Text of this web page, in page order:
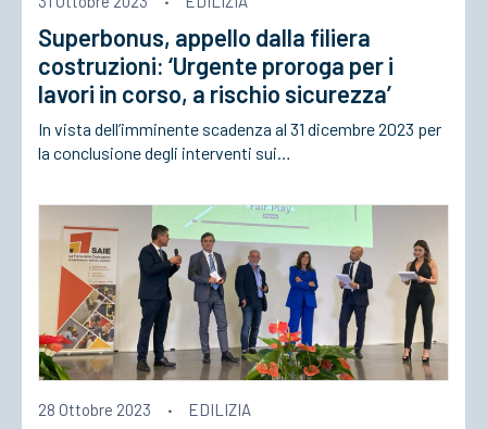
ACCEDI
Superbonus, appello dalla filiera
costruzioni: ‘Urgente proroga per i
lavori in corso, a rischio sicurezza’
In vista dell’imminente scadenza al 31 dicembre 2023 per
la conclusione degli interventi sui…
28 Ottobre 2023 · EDILIZIA